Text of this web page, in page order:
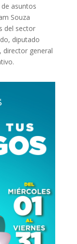
asuntos
Souza
del sector
diputado
director general